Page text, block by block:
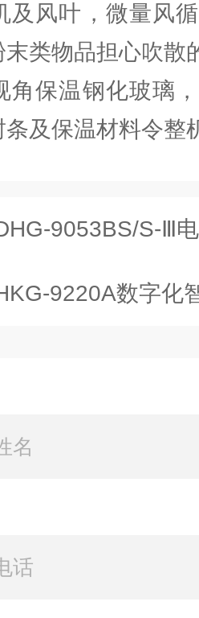
及风叶，微量风
类物品担心吹散
角保温钢化玻璃
及保温材料令整
9053BS/S-Ⅲ电热恒温鼓
9220A数字化